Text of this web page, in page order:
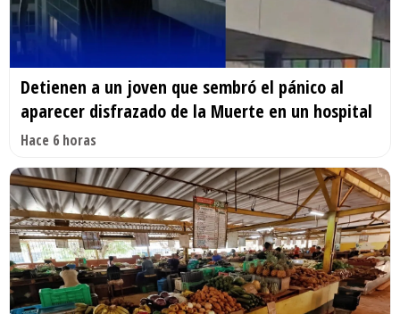
Detienen a un joven que sembró el pánico al
aparecer disfrazado de la Muerte en un hospital
Hace 6 horas